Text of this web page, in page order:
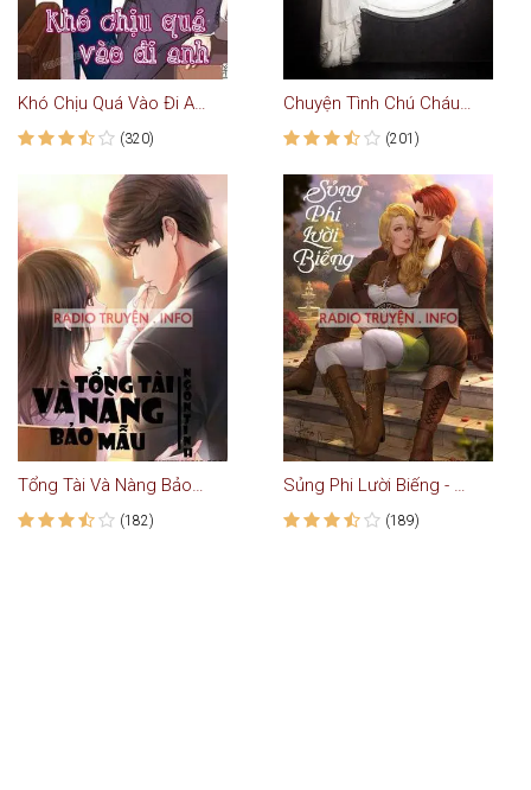
Khó Chịu Quá Vào Đi Anh
(320)
Chuyện Tình Chú Cháu - Truyện Ngôn Tình
(201)
Tổng Tài Và Nàng Bảo Mẫu - Truyện Ngôn Tình
(182)
Sủng Phi Lười Biếng - Truyện Ngôn Tình
(189)